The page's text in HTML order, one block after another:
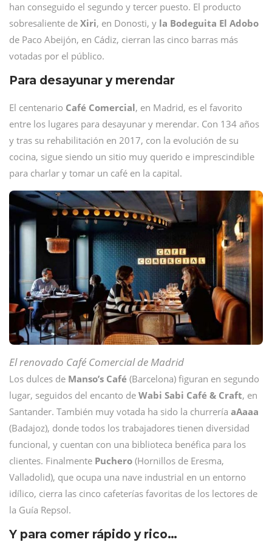
han conseguido el segundo y tercer puesto. El producto
sobresaliente de Xiri, en Donosti, y la Bodeguita El Adobo
de Paco Abeijón, en Cádiz, cierran las cinco barras más
votadas por el público.
Para desayunar y merendar
El centenario Café Comercial, en Madrid, es el favorito
entre los lugares para desayunar y merendar. Con 134 años
y tras su rehabilitación en 2017, con la evolución de su
cocina, sigue siendo un sitio muy querido e imprescindible
para charlar y tomar un café en la capital.
El renovado Café Comercial de Madrid
Los dulces de Manso’s Café (Barcelona) figuran en segundo
lugar, seguidos del encanto de Wabi Sabi Café & Craft, en
Santander. También muy votada ha sido la churrería aAaaa
(Badajoz), donde todos los trabajadores tienen diversidad
funcional, y cuentan con una biblioteca benéfica para los
clientes. Finalmente Puchero (Hornillos de Eresma,
Valladolid), que ocupa una nave industrial en un entorno
idílico, cierra las cinco cafeterías favoritas de los lectores de
la Guía Repsol.
Y para comer rápido y rico…